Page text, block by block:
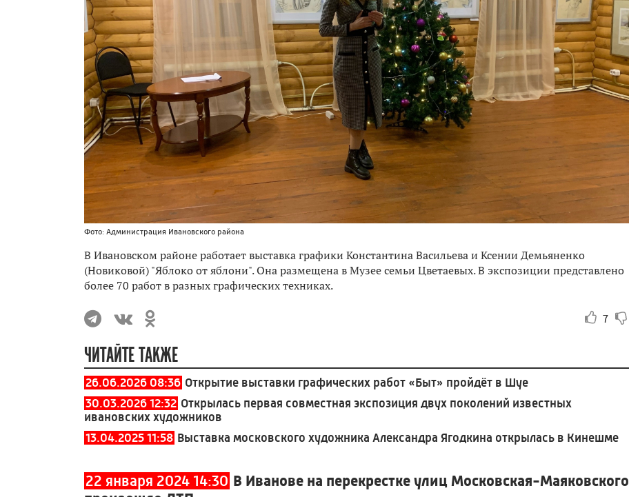
Фото: Администрация Ивановского района
В Ивановском районе работает выставка графики Константина Васильева и Ксении Демьяненко
(Новиковой) "Яблоко от яблони". Она размещена в Музее семьи Цветаевых. В экспозиции представлено
более 70 работ в разных графических техниках.
7
ЧИТАЙТЕ ТАКЖЕ
26.06.2026 08:36 Открытие выставки графических работ «Быт» пройдёт в Шуе
30.03.2026 12:32 Открылась первая совместная экспозиция двух поколений известных
ивановских художников
13.04.2025 11:58 Выставка московского художника Александра Ягодкина открылась в Кинешме
22 января 2024 14:30 В Иванове на перекрестке улиц Московская-Маяковского